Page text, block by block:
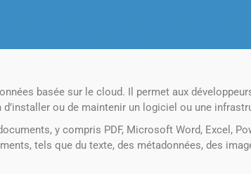
basée sur le cloud. Il permet aux
ou de maintenir un logiciel ou une
y compris PDF, Microsoft Word, Excel,
tels que du texte, des métadonnées, des